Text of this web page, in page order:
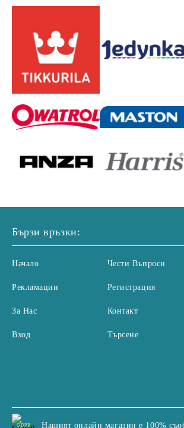
Бързи връзки:
Начало
Рекламации
За Нас
Вход
Чести Въпроси
Регистрация
Контакт
Търсене
GDPR Нашият онлайн магазин е 100%